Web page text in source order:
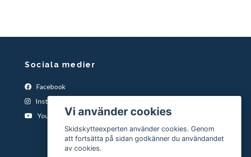
Sociala medier
Facebook
Instagram
YouTube Vi använder cookies
Skidskytteexperten använder cookies. Genom
att fortsätta på sidan godkänner du användandet
av cookies.